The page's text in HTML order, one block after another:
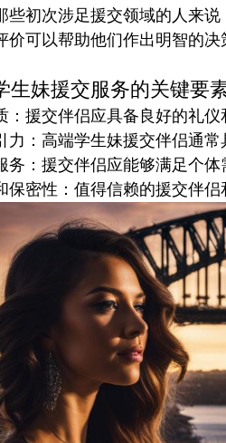
些初次涉足援交领域的人来
生妹援交服务的关键要
：援交伴侣应具备良好的礼
力：高端学生妹援交伴侣通
务：援交伴侣应能够满足个
保密性：值得信赖的援交伴